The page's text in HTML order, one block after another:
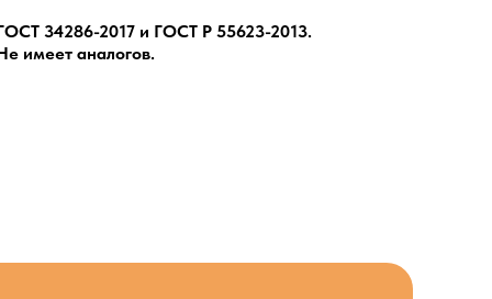
34286-2017 и ГОСТ Р 55623-2013.
имеет аналогов.